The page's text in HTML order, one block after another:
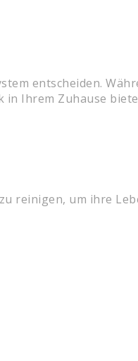
entscheiden.
Ihrem Zuhause
reinigen, um ihre